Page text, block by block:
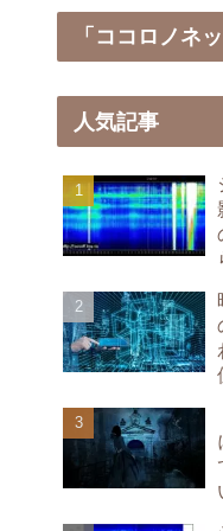
「ココロノネ
人気記事